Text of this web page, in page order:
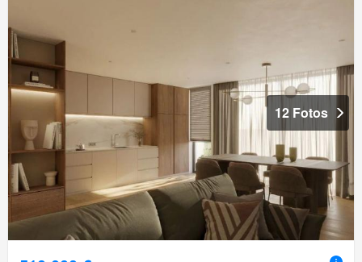
12 Fotos